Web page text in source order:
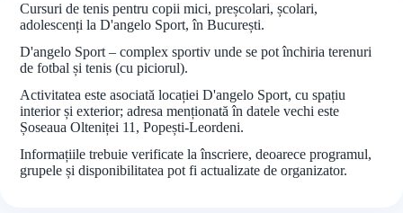
Cursuri de tenis pentru copii mici, preșcolari, școlari,
adolescenți la D'angelo Sport, în București.
D'angelo Sport – complex sportiv unde se pot închiria terenuri
de fotbal și tenis (cu piciorul).
Activitatea este asociată locației D'angelo Sport, cu spațiu
interior și exterior; adresa menționată în datele vechi este
Șoseaua Olteniței 11, Popești-Leordeni.
Informațiile trebuie verificate la înscriere, deoarece programul,
grupele și disponibilitatea pot fi actualizate de organizator.